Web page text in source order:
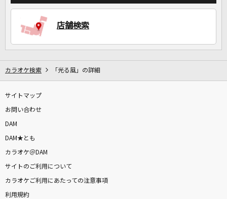
店舗検索
カラオケ検索 「光る風」の詳細
サイトマップ
お問い合わせ
DAM
DAM★とも
カラオケ＠DAM
サイトのご利用について
カラオケご利用にあたっての注意事項
利用規約